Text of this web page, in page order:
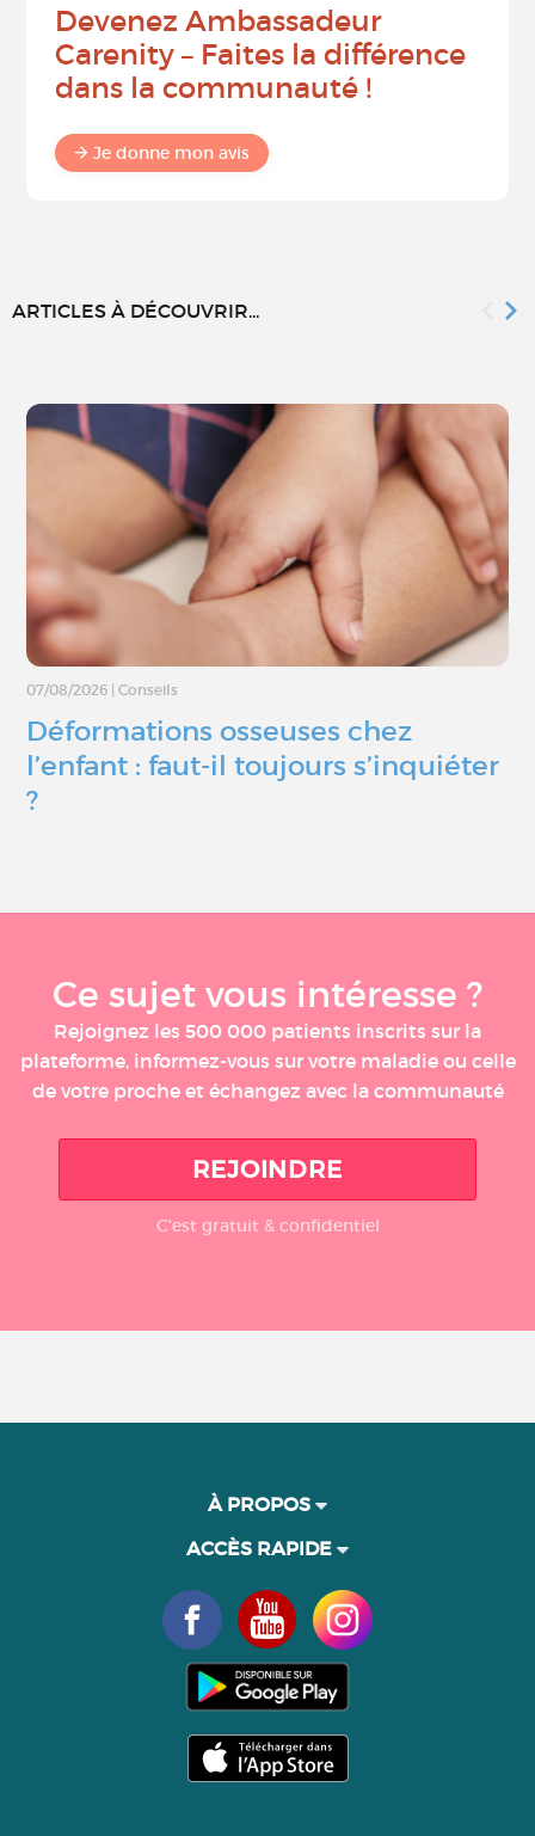
Devenez Ambassadeur
Carenity – Faites la différence
dans la communauté !
Je donne mon avis
ARTICLES À DÉCOUVRIR...
07/08/2026 Conseils
Déformations osseuses chez
l’enfant : faut-il toujours s’inquiéter
?
Ce sujet vous intéresse ?
Rejoignez les 500 000 patients inscrits sur la
plateforme, informez-vous sur votre maladie ou celle
de votre proche et échangez avec la communauté
REJOINDRE
C'est gratuit & confidentiel
À PROPOS
ACCÈS RAPIDE